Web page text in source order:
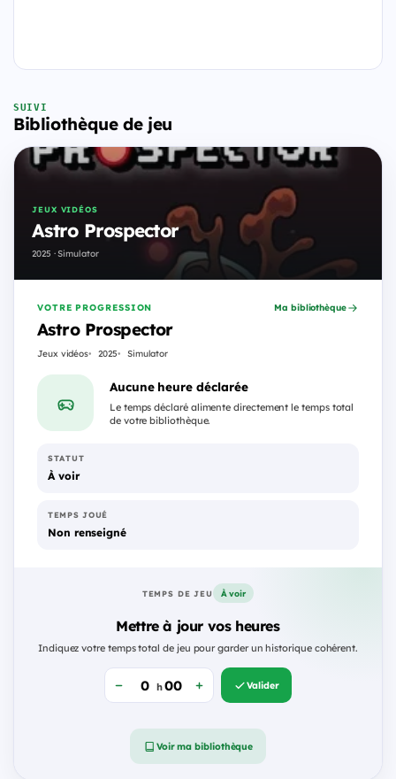
SUIVI
Bibliothèque de jeu
JEUX VIDÉOS
Astro Prospector
2025 · Simulator
VOTRE PROGRESSION
Astro Prospector
Jeux vidéos 2025 Simulator
Ma bibliothèque
Aucune heure déclarée
Le temps déclaré alimente directement le temps total
de votre bibliothèque.
STATUT
À voir
TEMPS JOUÉ
Non renseigné
TEMPS DE JEU À voir
Mettre à jour vos heures
Indiquez votre temps total de jeu pour garder un historique cohérent.
h Valider
Voir ma bibliothèque